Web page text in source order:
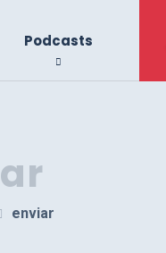
Podcasts
enviar